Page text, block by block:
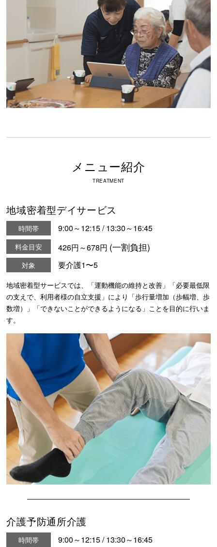
メニュー紹介
TREATMENT
地域密着型デイサービス
時間帯 9:00～12:15 / 13:30～16:45
料金目安 426円～678円 (一割負担)
対象 要介護1〜5
地域密着型サービスでは、「運動機能の維持と改善」「必要最低限
の支えで、利用者様の自立支援」により「歩行量増加（歩幅増、歩
数増）」「できないことができるようになる」ことを目的に行いま
す。
介護予防通所介護
時間帯 9:00～12:15 / 13:30～16:45